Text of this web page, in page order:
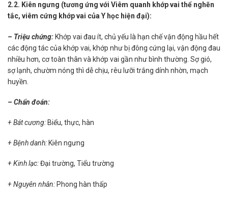
2.2. Kiên ngưng (tương ứng với Viêm quanh khớp vai thể nghẽn
tắc, viêm cứng khớp vai của Y học hiện đại):
– Triệu chứng:Khớp vai đau ít, chủ yếu là hạn chế vận động hầu hết
các động tác của khớp vai, khớp như bị đông cứng lại, vận động đau
nhiều hơn, cơ toàn thân và khớp vai gần như bình thường. Sợ gió,
sợ lạnh, chườm nóng thì dễ chịu, rêu lưỡi trắng dính nhờn, mạch
huyền.
– Chẩn đoán:
+ Bát cương: Biểu, thực, hàn
+ Bệnh danh: Kiên ngưng
+ Kinh lạc:Đại trường, Tiểu trường
+ Nguyên nhân:Phong hàn thấp